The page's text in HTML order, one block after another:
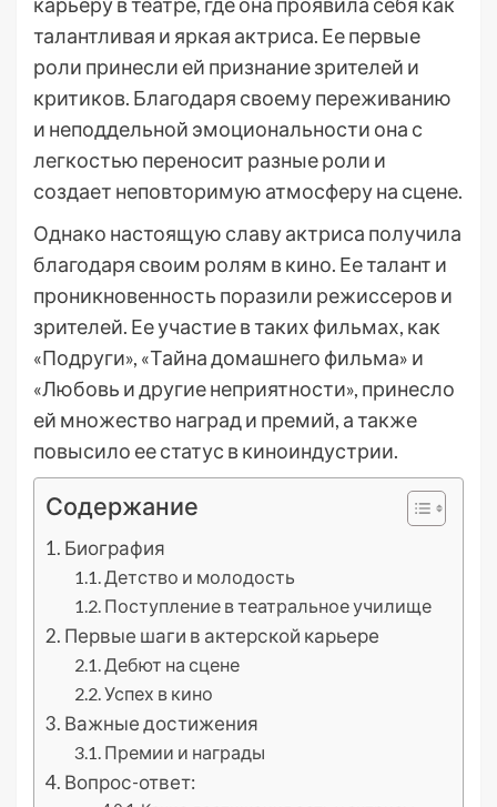
талантливая и яркая актриса. Ее первые
роли принесли ей признание зрителей и
критиков. Благодаря своему переживанию
и неподдельной эмоциональности она с
легкостью переносит разные роли и
создает неповторимую атмосферу на сцене.
Однако настоящую славу актриса получила
благодаря своим ролям в кино. Ее талант и
проникновенность поразили режиссеров и
зрителей. Ее участие в таких фильмах, как
«Подруги», «Тайна домашнего фильма» и
«Любовь и другие неприятности», принесло
ей множество наград и премий, а также
повысило ее статус в киноиндустрии.
Содержание
Биография
Детство и молодость
Поступление в театральное училище
Первые шаги в актерской карьере
Дебют на сцене
Успех в кино
Важные достижения
Премии и награды
Вопрос-ответ: